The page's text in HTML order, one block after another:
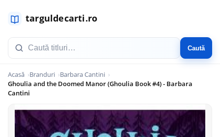
Caută
Acasă Branduri
Barbara Cantini
Ghoulia and the Doomed Manor (Ghoulia Book #4) - Barbara
Cantini